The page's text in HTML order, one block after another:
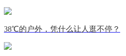
38℃的户外，凭什么让人逛不停？